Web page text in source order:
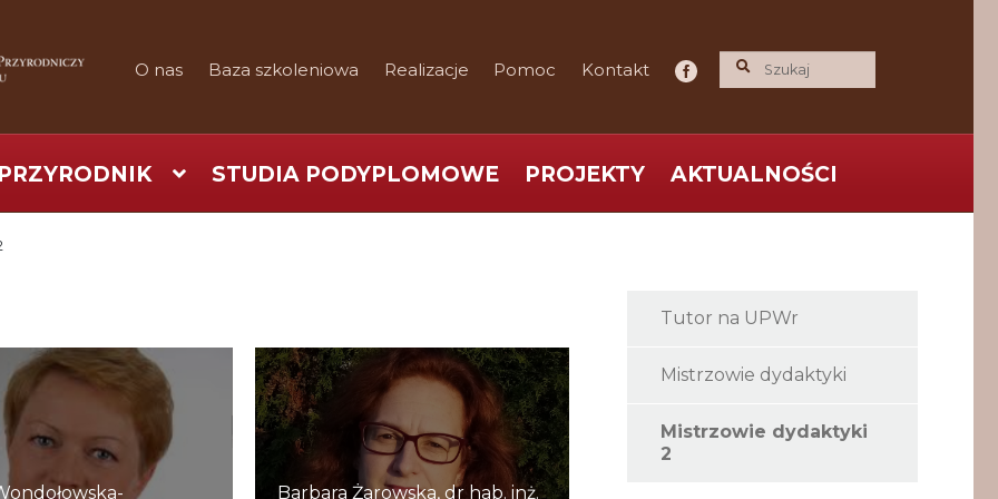
O nas Baza szkoleniowa Realizacje Pomoc Kontakt
STUDIA PODYPLOMOWE PROJEKTY AKTUALNOŚCI
Barbara Żarowska, dr hab. inż.
Tutor na UPWr
Mistrzowie dydaktyki
Mistrzowie dydaktyki
2